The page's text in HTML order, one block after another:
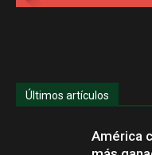
Últimos artículos
América